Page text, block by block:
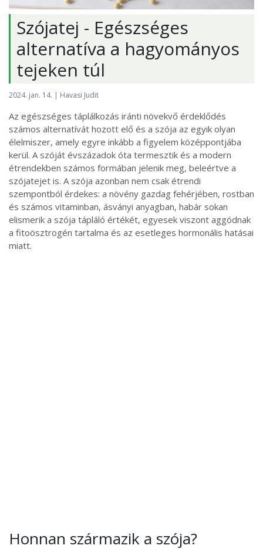
Szójatej - Egészséges
alternatíva a hagyományos
tejeken túl
2024. jan. 14. | Havasi Judit
Az egészséges táplálkozás iránti növekvő érdeklődés
számos alternatívát hozott elő és a szója az egyik olyan
élelmiszer, amely egyre inkább a figyelem középpontjába
kerül. A szóját évszázadok óta termesztik és a modern
étrendekben számos formában jelenik meg, beleértve a
szójatejet is. A szója azonban nem csak étrendi
szempontból érdekes: a növény gazdag fehérjében, rostban
és számos vitaminban, ásványi anyagban, habár sokan
elismerik a szója tápláló értékét, egyesek viszont aggódnak
a fitoösztrogén tartalma és az esetleges hormonális hatásai
miatt.
Honnan származik a szója?